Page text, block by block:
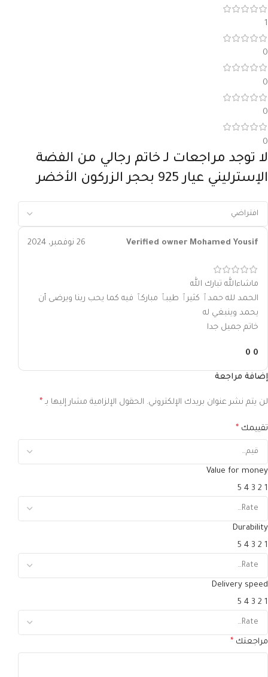
1
0
0
0
0
لا توجد مراجعات لـ خاتم رجالي من الفضة
الإسترليني عيار 925 بحجر الزركون الأخضر
Verified owner Mohamed Yousif 26 نوفمبر، 2024
ماشاءالله تبارك الله
الحمد لله حمدٱ كثيرٱ طيبٱ مباركٱ فيه كما يحب ربنا ويرضى أن
يحمد وينبغي له
خاتم جميل جدا
0
0
إضافة مراجعة
لن يتم نشر عنوان بريدك الإلكتروني. الحقول الإلزامية مشار إليها بـ *
تقييمك *
Value for money
1
2
3
4
5
Durability
1
2
3
4
5
Delivery speed
1
2
3
4
5
مراجعتك *